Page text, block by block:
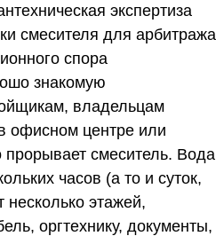
спора
знакомую
владельцам
офисном центре или
смеситель. Вода
часов (а то и суток,
несколько этажей,
оргтехнику, документы,